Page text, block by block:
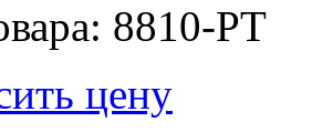
8810-PT
цену